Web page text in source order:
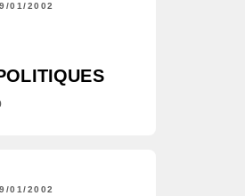
01/2002
01/2002